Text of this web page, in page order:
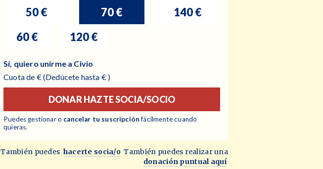
50 € 70 €
140 €
60 €
120 €
Sí, quiero unirme a Civio
Cuotade €(Dedúcete hasta € )
DONARHAZTE SOCIA/SOCIO
Puedes gestionar o cancelar tu suscripciónfácilmente cuando
quieras.
También puedes hacerte socia/o También puedes realizar una
donación puntual aquí